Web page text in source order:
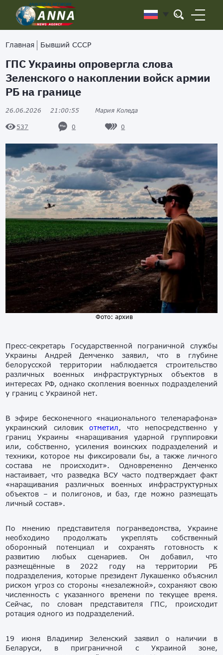
Главная Бывший СССР
ГПС Украины опровергла слова
Зеленского о накоплении войск армии
РБ на границе
26.06.2026 21:00:55 Мария Коледа
537 0 0
Фото: архив
Пресс-секретарь Государственной пограничной службы
Украины Андрей Демченко заявил, что в глубине
белорусской территории наблюдается строительство
различных военных инфраструктурных объектов в
интересах РФ, однако скопления военных подразделений
у границ с Украиной нет.
В эфире бесконечного «национального телемарафона»
украинский силовик отметил, что непосредственно у
границ Украины «наращивания ударной группировки
или, собственно, усиления воинских подразделений и
техники, которое мы фиксировали бы, а также личного
состава не происходит». Одновременно Демченко
настаивает, что разведка ВСУ часто подтверждает факт
«наращивания различных военных инфраструктурных
объектов – и полигонов, и баз, где можно размещать
личный состав».
По мнению представителя погранведомства, Украине
необходимо продолжать укреплять собственный
оборонный потенциал и сохранять готовность к
развитию любых сценариев. Он добавил, что
размещённые в 2022 году на территории РБ
подразделения, которые президент Лукашенко объяснил
риском угроз со стороны «незалежной», сохраняют свою
численность с указанного времени по текущее время.
Сейчас, по словам представителя ГПС, происходит
ротация одного из подразделений.
19 июня Владимир Зеленский заявил о наличии в
Беларуси, в приграничной с Украиной зоне,